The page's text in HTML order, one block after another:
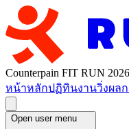
Counterpain FIT RUN 2026
หน้าหลักปฏิทินงานวิ่งผล
Open user menu